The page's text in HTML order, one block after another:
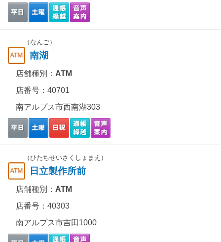
（なんご）
南湖
店舗種別： ATM
店番号：40701
南アルプス市西南湖303
（ひたちせいさくしょまえ）
日立製作所前
店舗種別： ATM
店番号：40303
南アルプス市吉田1000